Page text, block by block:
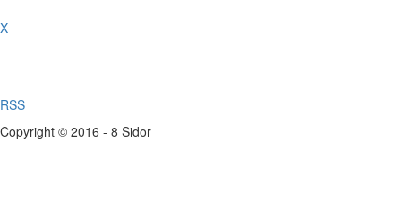
X
RSS
Copyright © 2016 - 8 Sidor